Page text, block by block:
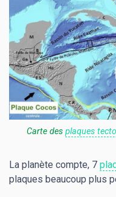
Carte des plaques
La planète compte, 7
plaques beaucoup plus